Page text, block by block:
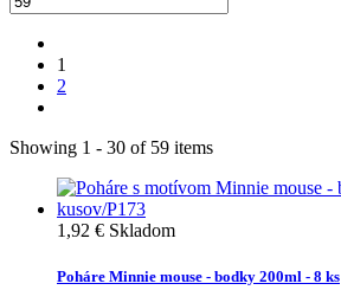
1
2
Showing 1 - 30 of 59 items
1,92 € Skladom
Poháre Minnie mouse - bodky 200ml - 8 ks